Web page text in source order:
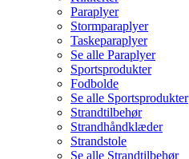
Paraplyer
Stormparaplyer
Taskeparaplyer
Se alle Paraplyer
Sportsprodukter
Fodbolde
Se alle Sportsprodukter
Strandtilbehør
Strandhåndklæder
Strandstole
Se alle Strandtilbehør